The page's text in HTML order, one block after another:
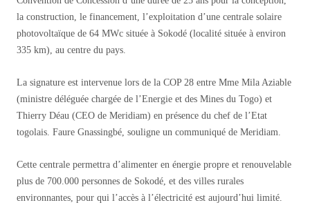
la construction, le financement, l’exploitation d’une centrale solaire
photovoltaïque de 64 MWc située à Sokodé (localité située à environ
335 km), au centre du pays.
La signature est intervenue lors de la COP 28 entre Mme Mila Aziable
(ministre déléguée chargée de l’Energie et des Mines du Togo) et
Thierry Déau (CEO de Meridiam) en présence du chef de l’Etat
togolais. Faure Gnassingbé, souligne un communiqué de Meridiam.
Cette centrale permettra d’alimenter en énergie propre et renouvelable
plus de 700.000 personnes de Sokodé, et des villes rurales
environnantes, pour qui l’accès à l’électricité est aujourd’hui limité.